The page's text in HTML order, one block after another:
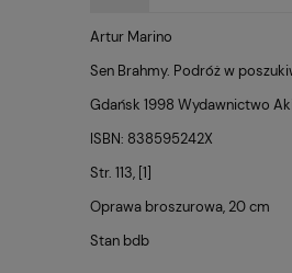
Artur Marino
Sen Brahmy. Podróż w
Gdańsk 1998 Wydawnictwo
ISBN: 838595242X
Str. 113, [1]
Oprawa broszurowa, 20 cm
Stan bdb